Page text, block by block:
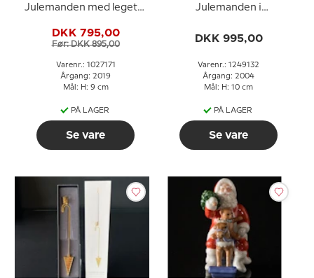
Julemanden med legetøj
DKK 795,00
Før: DKK 895,00
Varenr.: 1027171
Årgang: 2019
Mål: H: 9 cm
PÅ LAGER
Se vare
Julemanden i
Copenhagen
DKK 995,00
Varenr.: 1249132
Årgang: 2004
Mål: H: 10 cm
PÅ LAGER
Se vare